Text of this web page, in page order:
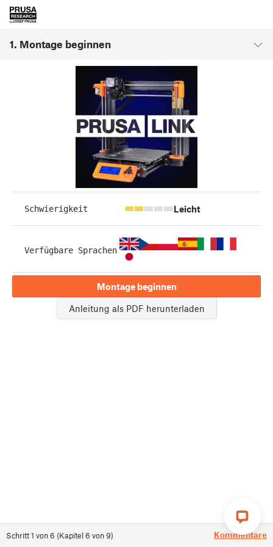
1. Montage beginnen
Schritt1 von6 (Kapitel6 von9) Kommentare
Schwierigkeit Leicht
Verfügbare Sprachen
Montage beginnen
Anleitung als PDF herunterladen